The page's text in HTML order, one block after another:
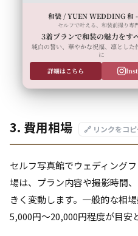
和装 / YUEN WEDDING 和
セルフで叶える、和装前撮り専
3着プランで和装の魅力をす
純白の誓い、華やかな祝福、凛とした
に
詳細はこちら
3. 費用相場 🔗 リンクをコピ
セルフ写真館でウェディング
場は、プラン内容や撮影時間
きく変動します。一般的な相
5,000円～20,000円程度が目安